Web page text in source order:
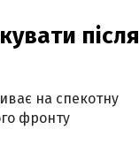
після
на спекотну
фронту